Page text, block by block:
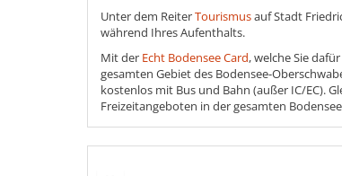
Unter dem ReiterTourismusauf Stadt
während Ihres Aufenthalts.
Mit der Echt Bodensee Card, welche Sie
gesamten Gebiet des Bodensee-
kostenlos mit Bus und Bahn (außer IC/EC).
Freizeitangeboten in der gesamten